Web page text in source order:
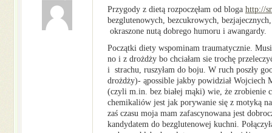
Przygody z dietą rozpoczęłam od bloga http://
bezglutenowych, bezcukrowych,
okraszone nutą dobrego humoru i awangardy.
Początki diety wspominam traumatycznie.
no i z drożdży bo chciałam sie trochę
i strachu, ruszyłam do boju. W ruch poszły
drożdży)- ąpossible jakby powidział Wojciech
(czyli m.in. bez białej mąki) wie, że zrobienie
chemikaliów jest jak porywanie się z motyką
zaś czasu moja mam zafascynowana jest
kandydatem do bezglutenowej kuchni.